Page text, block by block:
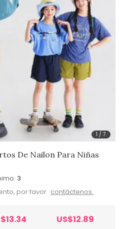
1 /7
De Nailon Para Niñas
3
por favor contáctenos.
US$12.89